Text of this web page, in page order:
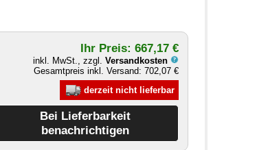
Ihr Preis: 667,17 €
inkl. MwSt., zzgl.Versandkosten
Gesamtpreis inkl. Versand: 702,07 €
derzeit nicht lieferbar